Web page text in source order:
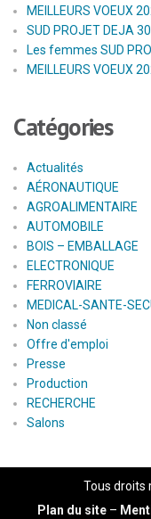
MEILLEURS VOEUX
SUD PROJET DEJA
Les femmes SUD
MEILLEURS VOEUX
Catégories
Actualités
AÉRONAUTIQUE
AGROALIMENTAIRE
AUTOMOBILE
BOIS – EMBALLAGE
ELECTRONIQUE
FERROVIAIRE
MEDICAL-SANTE-
Non classé
Offre d'emploi
Presse
Production
RECHERCHE
Salons
Tous droits
Plan du site –